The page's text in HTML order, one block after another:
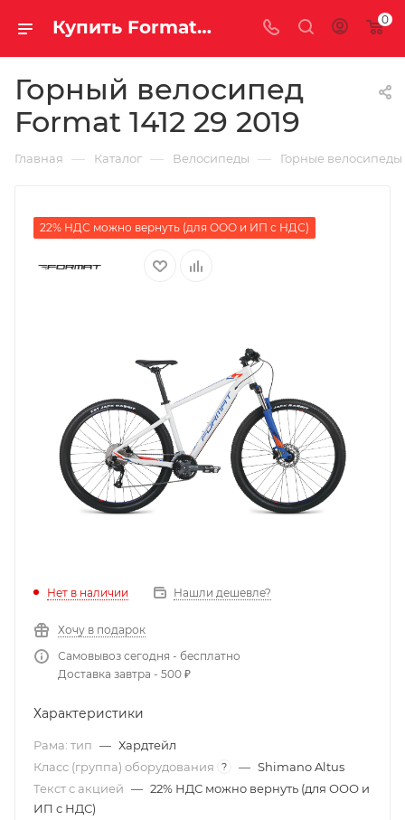
Купить Format 1412 29 2019 за рублей, а со скидкой 0
Горный велосипед
Format 1412 29 2019
Главная — Каталог — Велосипеды — Горные велосипеды
22% НДС можно вернуть (для ООО и ИП с НДС)
Нет в наличии Нашли дешевле?
Хочу в подарок
Самовывоз сегодня - бесплатно
Доставка завтра - 500 ₽
Характеристики
Рама: тип — Хардтейл
Класс (группа) оборудования
? — Shimano Altus
Текст с акцией — 22% НДС можно вернуть (для ООО и
ИП с НДС)